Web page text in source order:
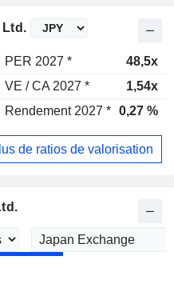
Ltd.
PER 2027 *
48,5x
VE / CA 2027 *
1,54x
Rendement 2027 * 0,27 %
de ratios de valorisation